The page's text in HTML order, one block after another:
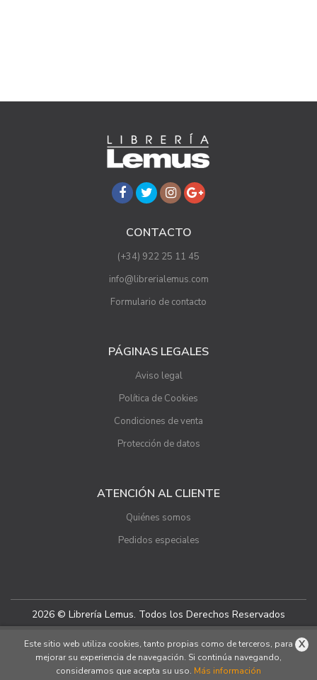
CONTACTO
(+34) 922 25 11 45
info@librerialemus.com
Formulario de contacto
PÁGINAS LEGALES
Aviso legal
Política de Cookies
Condiciones de venta
Protección de datos
ATENCIÓN AL CLIENTE
Quiénes somos
Pedidos especiales
2026 © Librería Lemus. Todos los Derechos Reservados
X
Este sitio web utiliza cookies, tanto propias como de terceros, para
mejorar su experiencia de navegación. Si continúa navegando,
consideramos que acepta su uso. Más información